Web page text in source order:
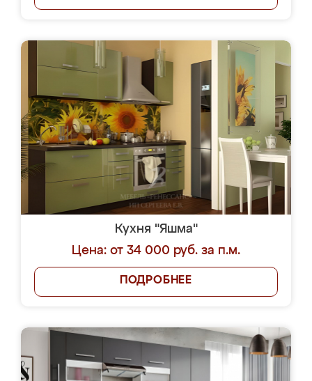
Кухня "Яшма"
Цена: от 34 000 руб. за п.м.
ПОДРОБНЕЕ